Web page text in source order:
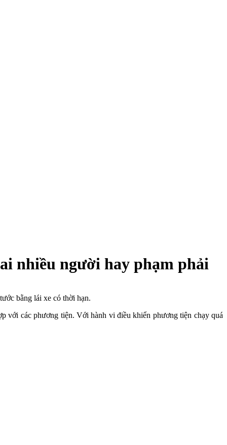
nhiều người hay phạm phải
bằng lái xe có thời hạn.
với các phương tiện. Với hành vi điều khiển phương tiện chạy quá